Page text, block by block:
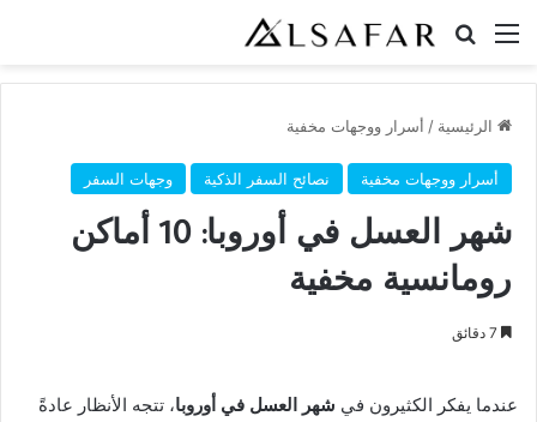
القائمة بحث عن
الرئيسية / أسرار ووجهات مخفية
أسرار ووجهات مخفية نصائح السفر الذكية وجهات السفر
شهر العسل في أوروبا: 10 أماكن
رومانسية مخفية
عندما يفكر الكثيرون في شهر العسل في أوروبا، تتجه الأنظار عادةً